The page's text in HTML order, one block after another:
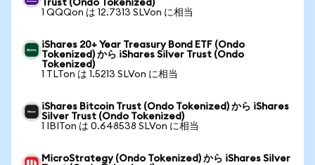
Trust (Ondo Tokenized)
1 QQQon は 12.7313 SLVon に相当
iShares 20+ Year Treasury Bond ETF (Ondo
Tokenized) から iShares Silver Trust (Ondo
Tokenized)
1 TLTon は 1.5213 SLVon に相当
iShares Bitcoin Trust (Ondo Tokenized) から iShares
Silver Trust (Ondo Tokenized)
1 IBITon は 0.648538 SLVon に相当
MicroStrategy (Ondo Tokenized) から iShares Silver